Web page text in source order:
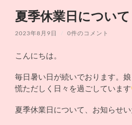
イ
ク
キ
モ
ー
サ
ル
メ
ニ
ュ
切
え
る
夏季休業日について
2023年8月9日 / 0件のコメント
こんにちは。
毎日暑い日が続いでおります。
慌ただしく日々を過ごしています
夏季休業日について、お知らせい